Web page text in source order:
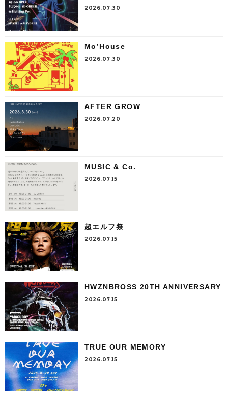
2026.07.30
Mo’House
2026.07.30
AFTER GROW
2026.07.20
MUSIC & Co.
2026.07.15
超エルフ祭
2026.07.15
HWZNBROSS 20TH ANNIVERSARY
2026.07.15
TRUE OUR MEMORY
2026.07.15